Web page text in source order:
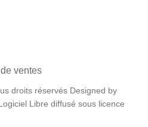
ventes
droits réservés Designed by
Libre diffusé sous licence